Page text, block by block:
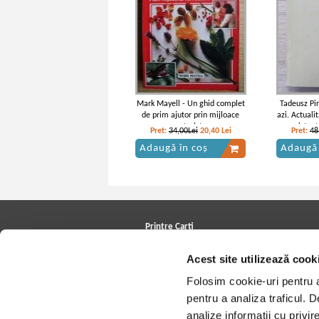
Acest site utilizează
Folosim cookie-uri pentru
pentru a analiza traficul.
analize informații cu
Mark Mayell - Un ghid complet
de prim ajutor prin mijloace
naturiste
Pret: 34,00Lei 20,40 Lei
Adaugă în coș
Tadeusz
azi.
Pret:
Printre Carti
Cele mai căutate cărți
Blog Printre Carti